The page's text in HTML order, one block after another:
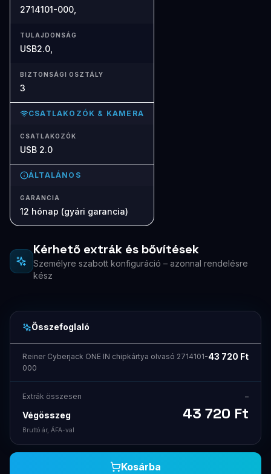
2714101-000,
TULAJDONSÁG
USB2.0,
BIZTONSÁGI OSZTÁLY
3
CSATLAKOZÓK & KAMERA
CSATLAKOZÓK
USB 2.0
ÁLTALÁNOS
GARANCIA
12 hónap (gyári garancia)
Kérhető extrák és bővítések
Személyre szabott konfiguráció – azonnal rendelésre
kész
Összefoglaló
Reiner Cyberjack ONE IN chipkártya olvasó 2714101-
000
43 720 Ft
Extrák összesen –
Végösszeg 43 720 Ft
Bruttó ár, ÁFA-val
Kosárba